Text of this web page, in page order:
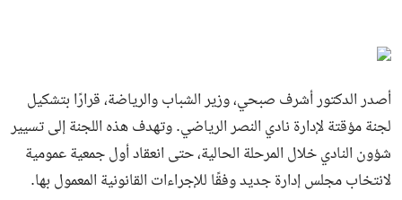
أصدر الدكتور أشرف صبحي، وزير الشباب والرياضة، قرارًا بتشكيل
لجنة مؤقتة لإدارة نادي النصر الرياضي. وتهدف هذه اللجنة إلى تسيير
شؤون النادي خلال المرحلة الحالية، حتى انعقاد أول جمعية عمومية
لانتخاب مجلس إدارة جديد وفقًا للإجراءات القانونية المعمول بها.